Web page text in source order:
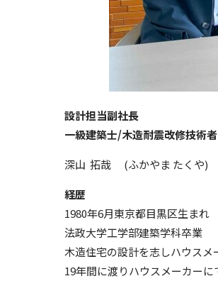
設計担当副社長
一級建築士/木造耐震改修技術者
深山 拓哉 (ふかやま たくや)
経歴
1980年6月東京都目黒区生まれ
法政大学工学部建築学科卒業
木造住宅の設計を志しハウスメ
19年間に渡りハウスメーカー